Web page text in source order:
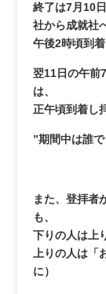
終了は7月10
社から成就社
午後2時頃到
翌11日の午前
は、
正午頃到着し
”期間中は誰
また、登拝者
も、
下りの人は上
上りの人は「
に）